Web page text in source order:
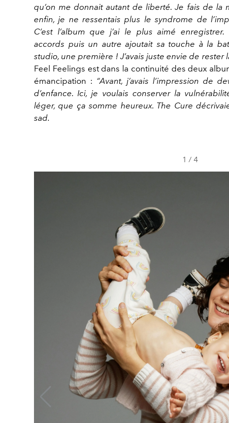
qu’on me donnait autant de liberté. Je fais de la
enfin, je ne ressentais plus le syndrome de
C’est l’album que j’ai le plus aimé
accords puis un autre ajoutait sa touche à la
studio, une première ! J’avais juste envie de rester
Feel Feelings est dans la continuité des deux
émancipation : “Avant, j’avais l’impression de
d’enfance. Ici, je voulais conserver la
léger, que ça somme heureux. The Cure
sad.
1 / 4